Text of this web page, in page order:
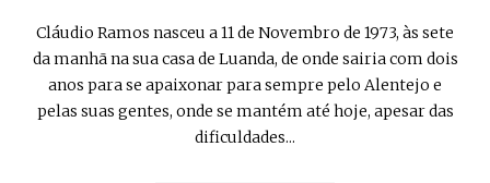
Cláudio Ramos nasceu a 11 de Novembro de 1973, às sete
da manhã na sua casa de Luanda, de onde sairia com dois
anos para se apaixonar para sempre pelo Alentejo e
pelas suas gentes, onde se mantém até hoje, apesar das
dificuldades...